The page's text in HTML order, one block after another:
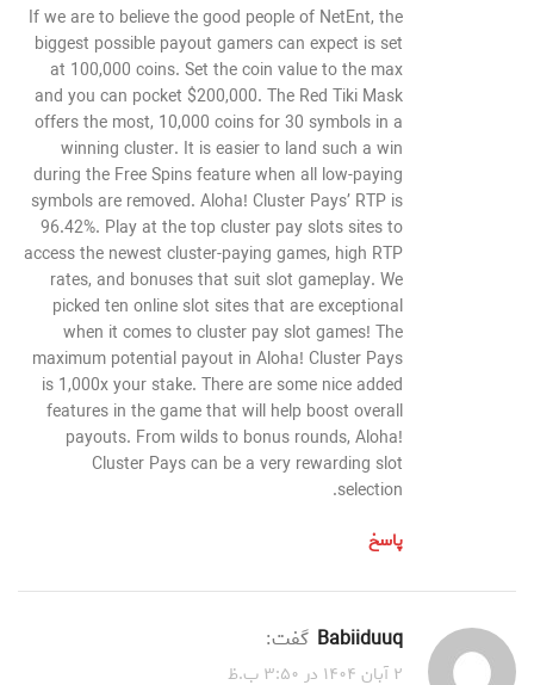
If we are to believe the good people of NetEnt, the
biggest possible payout gamers can expect is set
at 100,000 coins. Set the coin value to the max
and you can pocket $200,000. The Red Tiki Mask
offers the most, 10,000 coins for 30 symbols in a
winning cluster. It is easier to land such a win
during the Free Spins feature when all low-paying
symbols are removed. Aloha! Cluster Pays’ RTP is
96.42%. Play at the top cluster pay slots sites to
access the newest cluster-paying games, high RTP
rates, and bonuses that suit slot gameplay. We
picked ten online slot sites that are exceptional
when it comes to cluster pay slot games! The
maximum potential payout in Aloha! Cluster Pays
is 1,000x your stake. There are some nice added
features in the game that will help boost overall
payouts. From wilds to bonus rounds, Aloha!
Cluster Pays can be a very rewarding slot
selection.
پاسخ
babiiduuq گفت:
۲ آبان ۱۴۰۴ در ۳:۵۰ ب.ظ